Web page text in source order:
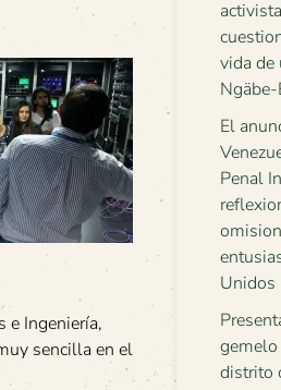
e Ingeniería,
sencilla en el
vida de
El
Penal
Unidos
distrito